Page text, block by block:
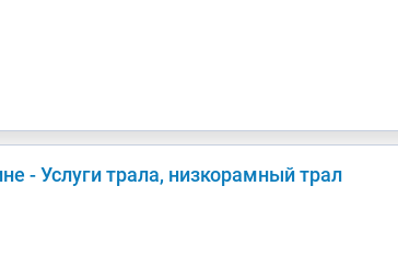
- Услуги трала, низкорамный трал